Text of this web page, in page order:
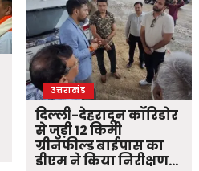
उत्तराखंड
दिल्ली-देहरादून कॉरिडोर
से जुड़ी 12 किमी
ग्रीनफील्ड बाईपास का
डीएम ने किया निरीक्षण…